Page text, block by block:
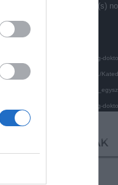
Media error: Format(s)
not found
Fájl letöltése: https://uveg-
content/uploads/2021/01/
szines-egyarant.-
Fájl letöltése: https://uveg-
content/uploads/2021/01/
szines-egyarant.-
ÜVEGMINTÁK